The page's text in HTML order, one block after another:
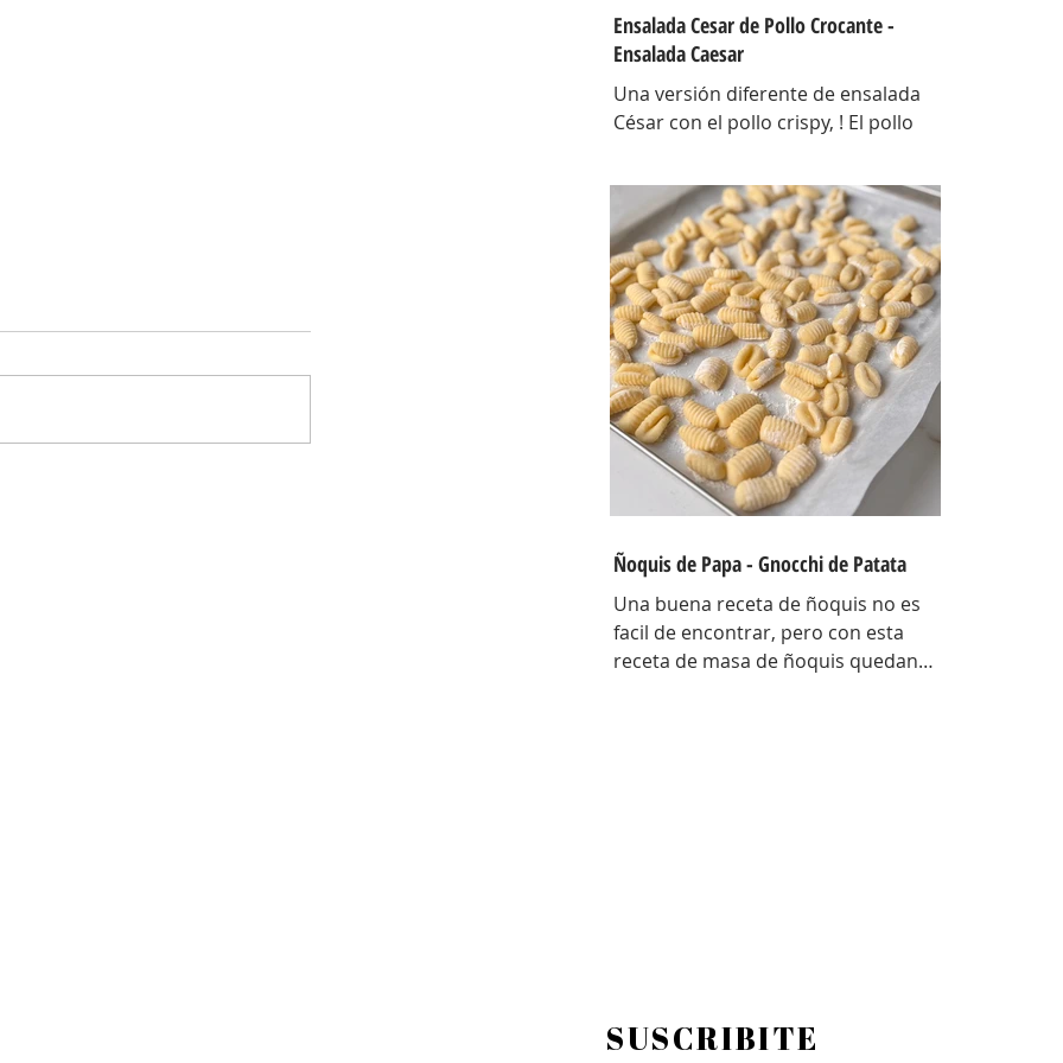
Ensalada Cesar de Pollo Crocante -
Ensalada Caesar
Una versión diferente de ensalada
César con el pollo crispy, ! El pollo
para llevarlo al trabajo y picotear a
cualquier hora del día, los croutons
para otras ensaladas y el aderezo
que explota de sabor para levantar
cualquier plato! INGREDIENTES Para
el pollo: pechuga de pollo 2 u,
huevos 2 u, curry , pimienta negra
c/n, sal c/n, pan rallado y semillas de
sesamo Para el aderezo: Mostaza 1
cdta, dientes de ajo 1 u, salsa inglesa
1 cdta, ju
Ñoquis de Papa - Gnocchi de Patata
Una buena receta de ñoquis no es
facil de encontrar, pero con esta
receta de masa de ñoquis quedan
SUSCRIBITE